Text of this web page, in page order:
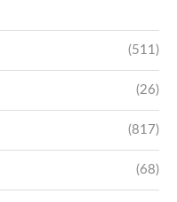
(511)
(26)
(817)
(68)